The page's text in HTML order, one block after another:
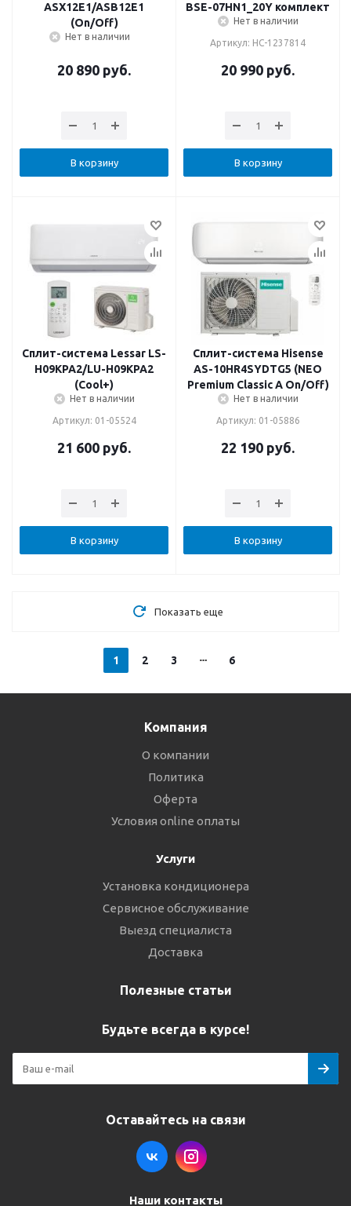
ASX12E1/ASB12E1
(On/Off)
Нет в наличии
20 890 руб.
В корзину
BSE-07HN1_20Y комплект
Нет в наличии
Артикул: НС-1237814
20 990 руб.
В корзину
Сплит-система Lessar LS-
H09KPA2/LU-H09KPA2
(Cool+)
Нет в наличии
Артикул: 01-05524
21 600 руб.
В корзину
Сплит-система Hisense
AS-10HR4SYDTG5 (NEO
Premium Classic A On/Off)
Нет в наличии
Артикул: 01-05886
22 190 руб.
В корзину
Показать еще
1 2 3 6
Компания
О компании
Политика
Оферта
Условия online оплаты
Услуги
Установка кондиционера
Сервисное обслуживание
Выезд специалиста
Доставка
Полезные статьи
Будьте всегда в курсе!
Оставайтесь на связи
Наши контакты